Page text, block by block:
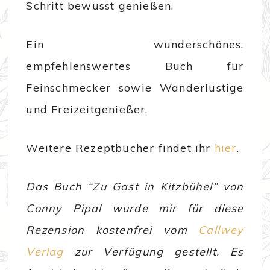
Schritt bewusst genießen.
Ein wunderschönes,
empfehlenswertes Buch für
Feinschmecker sowie Wanderlustige
und Freizeitgenießer.
Weitere Rezeptbücher findet ihr hier.
Das Buch “Zu Gast in Kitzbühel” von
Conny Pipal wurde mir für diese
Rezension kostenfrei vom Callwey
Verlag zur Verfügung gestellt. Es